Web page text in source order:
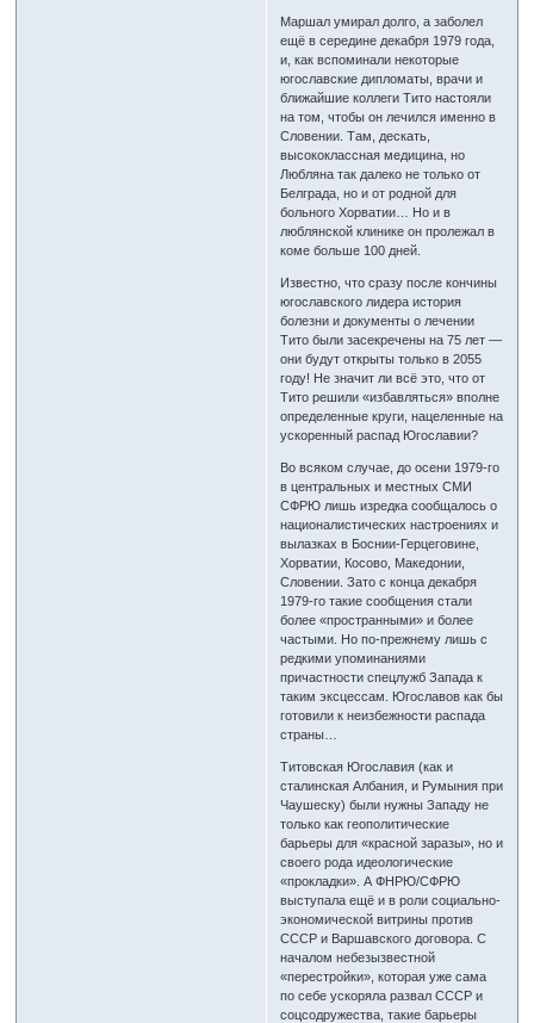
Маршал умирал долго, а заболел
ещё в середине декабря 1979 года,
и, как вспоминали некоторые
югославские дипломаты, врачи и
ближайшие коллеги Тито настояли
на том, чтобы он лечился именно в
Словении. Там, дескать,
высококлассная медицина, но
Любляна так далеко не только от
Белграда, но и от родной для
больного Хорватии… Но и в
люблянской клинике он пролежал в
коме больше 100 дней.
Известно, что сразу после кончины
югославского лидера история
болезни и документы о лечении
Тито были засекречены на 75 лет —
они будут открыты только в 2055
году! Не значит ли всё это, что от
Тито решили «избавляться» вполне
определенные круги, нацеленные на
ускоренный распад Югославии?
Во всяком случае, до осени 1979-го
в центральных и местных СМИ
СФРЮ лишь изредка сообщалось о
националистических настроениях и
вылазках в Боснии-Герцеговине,
Хорватии, Косово, Македонии,
Словении. Зато с конца декабря
1979-го такие сообщения стали
более «пространными» и более
частыми. Но по-прежнему лишь с
редкими упоминаниями
причастности спецлужб Запада к
таким эксцессам. Югославов как бы
готовили к неизбежности распада
страны…
Титовская Югославия (как и
сталинская Албания, и Румыния при
Чаушеску) были нужны Западу не
только как геополитические
барьеры для «красной заразы», но и
своего рода идеологические
«прокладки». А ФНРЮ/СФРЮ
выступала ещё и в роли социально-
экономической витрины против
СССР и Варшавского договора. С
началом небезызвестной
«перестройки», которая уже сама
по себе ускоряла развал СССР и
соцсодружества, такие барьеры